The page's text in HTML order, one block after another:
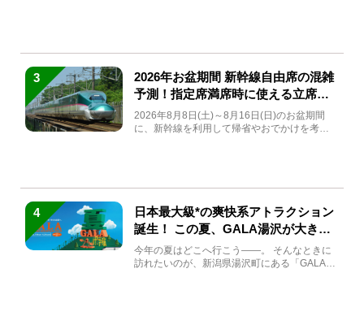
3
2026年お盆期間 新幹線自由席の混雑
予測！指定席満席時に使える立席特
急券も解説
2026年8月8日(土)～8月16日(日)のお盆期間
に、新幹線を利用して帰省やおでかけを考え
4
日本最大級*の爽快系アトラクション
誕生！ この夏、GALA湯沢が大きく
生まれ変わる
今年の夏はどこへ行こう――。 そんなときに
訪れたいのが、新潟県湯沢町にある「GALA湯